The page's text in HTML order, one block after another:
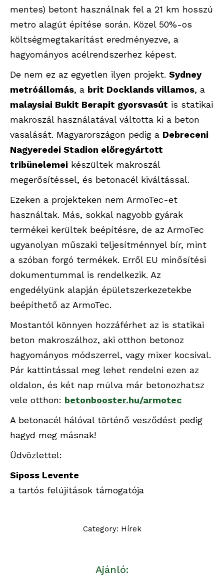
mentes) betont használnak fel a 21 km hosszú
metro alagút építése során. Közel 50%-os
költségmegtakarítást eredményezve, a
hagyományos acélrendszerhez képest.
De nem ez az egyetlen ilyen projekt. Sydney
metróállomás, a brit Docklands villamos, a
malaysiai Bukit Berapit gyorsvasút is statikai
makroszál használatával váltotta ki a beton
vasalását. Magyarországon pedig a Debreceni
Nagyeredei Stadion előregyártott
tribünelemei készültek makroszál
megerősítéssel, és betonacél kiváltással.
Ezeken a projekteken nem ArmoTec-et
használtak. Más, sokkal nagyobb gyárak
termékei kerültek beépítésre, de az ArmoTec
ugyanolyan műszaki teljesítménnyel bír, mint
a szóban forgó termékek. Erről EU minősítési
dokumentummal is rendelkezik. Az
engedélyünk alapján épületszerkezetekbe
beépíthető az ArmoTec.
Mostantól könnyen hozzáférhet az is statikai
beton makroszálhoz, aki otthon betonoz
hagyományos módszerrel, vagy mixer kocsival.
Pár kattintással meg lehet rendelni ezen az
oldalon, és két nap múlva már betonozhatsz
vele otthon: betonbooster.hu/armotec
A betonacél hálóval történő vesződést pedig
hagyd meg másnak!
Üdvözlettel:
Siposs Levente
a tartós felújítások támogatója
Category: Hírek
Ajánló: